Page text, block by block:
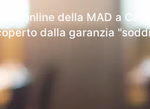
online della MAD a
dalla garanzia